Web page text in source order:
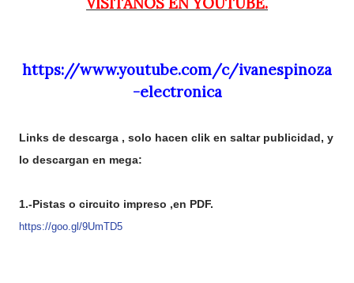
https://www.youtube.com/c/ivanespinoza
-electronica
Links de descarga , solo hacen clik en saltar publicidad, y
lo descargan en mega:
1.-Pistas o circuito impreso ,en PDF.
https://goo.gl/9UmTD5